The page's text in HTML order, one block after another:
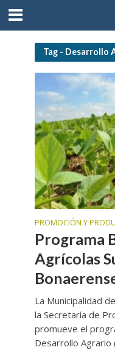
Tag - Desarrollo
PROMOCIÓN Y
Programa
Agrícolas
La Municipalidad
la Secretaría de
promueve el
Desarrollo Agrario